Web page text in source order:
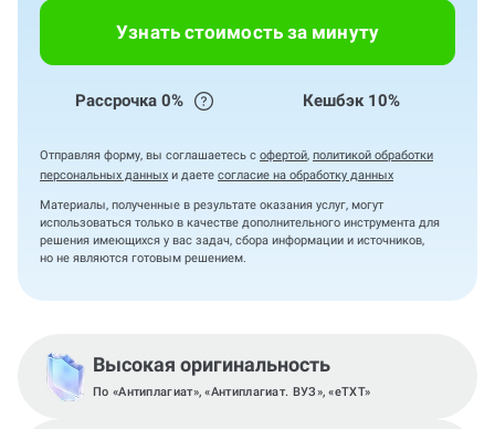
Узнать стоимость за минуту
Рассрочка 0% Кешбэк 10%
Отправляя форму, вы соглашаетесь с офертой, политикой обработки
персональных данных и даете согласие на обработку данных
Материалы, полученные в результате оказания услуг, могут
использоваться только в качестве дополнительного инструмента для
решения имеющихся у вас задач, сбора информации и источников,
но не являются готовым решением.
Высокая оригинальность
По «Антиплагиат», «Антиплагиат. ВУЗ», «eTXT»